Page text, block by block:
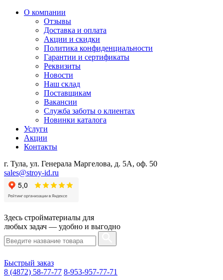
О компании
Отзывы
Доставка и оплата
Акции и скидки
Политика конфиденциальности
Гарантии и сертификаты
Реквизиты
Новости
Наш склад
Поставщикам
Вакансии
Служба заботы о клиентах
Новинки каталога
Услуги
Акции
Контакты
г. Тула, ул. Генерала Маргелова, д. 5А, оф. 50
sales@stroy-id.ru
Здесь стройматериалы для
любых задач — удобно и выгодно
Быстрый заказ
8 (4872) 58-77-77 8-953-957-77-71